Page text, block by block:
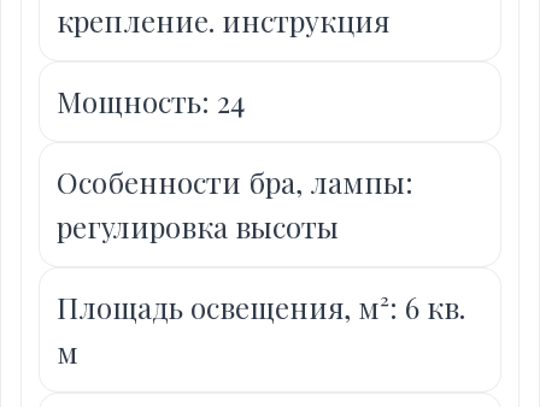
крепление. инструкция
Мощность: 24
Особенности бра, лампы:
регулировка высоты
Площадь освещения, м²: 6 кв.
м